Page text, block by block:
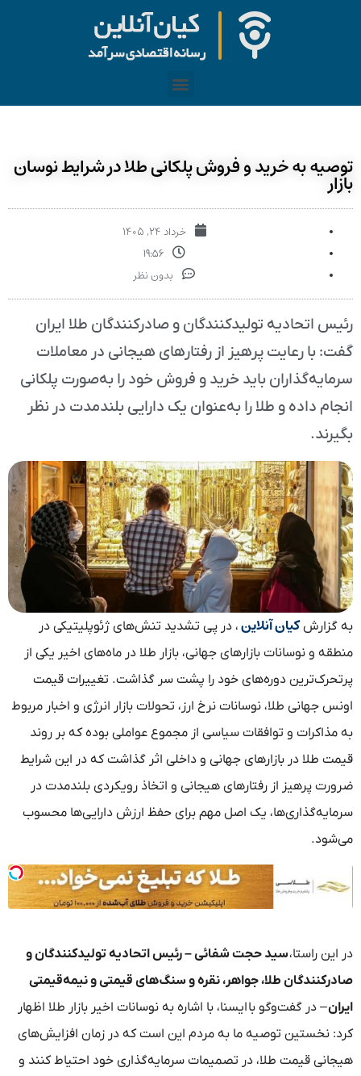
توصیه به خرید و فروش پلکانی طلا در شرایط نوسان
بازار
خرداد ۲۴, ۱۴۰۵
۱۹:۵۶
بدون نظر
رئیس اتحادیه تولیدکنندگان و صادرکنندگان طلا ایران
گفت: با رعایت پرهیز از رفتارهای هیجانی در معاملات
سرمایه‌گذاران باید خرید و فروش خود را به‌صورت پلکانی
انجام داده و طلا را به‌عنوان یک دارایی بلندمدت در نظر
بگیرند.
به گزارشکیان آنلاین ، در پی تشدید تنش‌های ژئوپلیتیکی در
منطقه و نوسانات بازارهای جهانی، بازار طلا در ماه‌های اخیر یکی از
پرتحرک‌ترین دوره‌های خود را پشت سر گذاشت. تغییرات قیمت
اونس جهانی طلا، نوسانات نرخ ارز، تحولات بازار انرژی و اخبار مربوط
به مذاکرات و توافقات سیاسی از مجموع عواملی بوده که بر روند
قیمت طلا در بازارهای جهانی و داخلی اثر گذاشت که در این شرایط
ضرورت پرهیز از رفتارهای هیجانی و اتخاذ رویکردی بلندمدت در
سرمایه‌گذاری‌ها، یک اصل مهم برای حفظ ارزش دارایی‌ها محسوب
می‌شود.
در این راستا،سید حجت شفائی – رئیس اتحادیه تولیدکنندگان و
صادرکنندگان طلا، جواهر، نقره و سنگ‌های قیمتی و نیمه‌قیمتی
ایران– در گفت‌وگو با ایسنا، با اشاره به نوسانات اخیر بازار طلا اظهار
کرد: نخستین توصیه ما به مردم این است که در زمان افزایش‌های
هیجانی قیمت طلا، در تصمیمات سرمایه‌گذاری خود احتیاط کنند و